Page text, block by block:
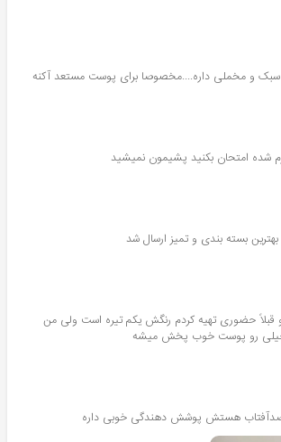
سبک و مخملی داره....مخصوصا برای پوست مستعد آکنه
شده امتحان بکنید پشیمون نمیشید
بسته بندی و تمیز ارسال شد
قبلاً حضوری تهیه کردم رنگش یکم تیره است ولی من
خیلی رو پوست خوب پخش میشه
ضدآفتاب هستش پوشش دهندگی خوبی داره